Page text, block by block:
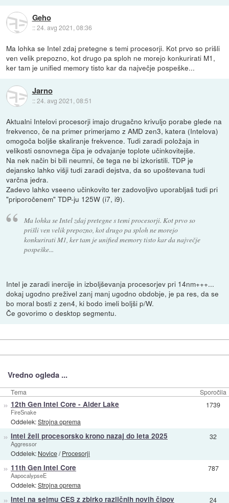
Geho
::24. avg 2021, 08:36
Ma lohka se Intel zdaj pretegne s temi procesorji. Kot prvo so prišli
ven velik prepozno, kot drugo pa sploh ne morejo konkurirati M1,
ker tam je unified memory tisto kar da največje pospeške...
Jarno
::24. avg 2021, 08:51
Aktualni Intelovi procesorji imajo drugačno krivuljo porabe glede na
frekvenco, če na primer primerjamo z AMD zen3, katera (Intelova)
omogoča boljše skaliranje frekvence. Tudi zaradi položaja in
velikosti osnovnega čipa je odvajanje toplote učinkovitejše.
Na nek način bi bili neumni, če tega ne bi izkoristili. TDP je
dejansko lahko višji tudi zaradi dejstva, da so upoštevana tudi
varčna jedra.
Zadevo lahko vseeno učinkovito ter zadovoljivo uporabljaš tudi pri
"priporočenem" TDP-ju 125W (i7, i9).
Ma lohka se Intel zdaj pretegne s temi procesorji. Kot prvo so
prišli ven velik prepozno, kot drugo pa sploh ne morejo
konkurirati M1, ker tam je unified memory tisto kar da največje
pospeške...
Intel je zaradi inercije in izboljševanja procesorjev pri 14nm+++...
dokaj ugodno preživel zanj manj ugodno obdobje, je pa res, da se
bo moral bosti z zen4, ki bodo imeli boljši p/W.
Če govorimo o desktop segmentu.
Vredno ogleda ...
Tema Sporočila
» 12th Gen Intel Core - Alder Lake
FireSnake
Oddelek:Strojna oprema
1739
» Intel želi procesorsko krono nazaj do leta 2025
Aggressor
Oddelek: Novice/Procesorji
32
» 11th Gen Intel Core
AapocalypseE
Oddelek:Strojna oprema
787
» Intel na sejmu CES z zbirko različnih novih čipov 24